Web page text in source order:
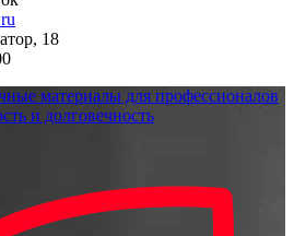
18
материалы для профессионалов
и долговечность